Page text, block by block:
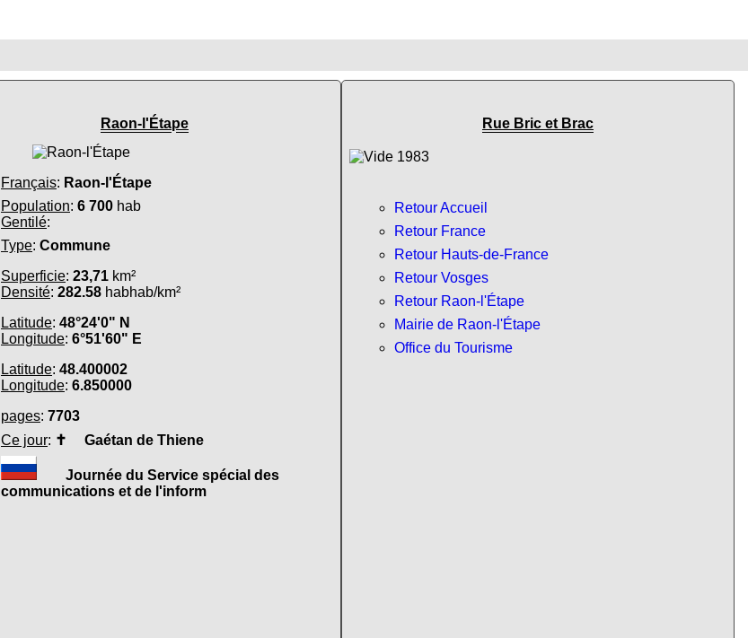
Raon-l'Étape
Français: Raon-l'Étape
Population: 6 700 hab
Gentilé:
Type: Commune
Superficie: 23,71 km²
Densité: 282.58 habhab/km²
Latitude: 48°24'0" N
Longitude: 6°51'60" E
Latitude: 48.400002
Longitude: 6.850000
pages: 7703
Ce jour: ✝ Gaétan de Thiene
Journée du Service spécial des
communications et de l'inform
Rue Bric et Brac
Retour Accueil
Retour France
Retour Hauts-de-France
Retour Vosges
Retour Raon-l'Étape
Mairie de Raon-l'Étape
Office du Tourisme